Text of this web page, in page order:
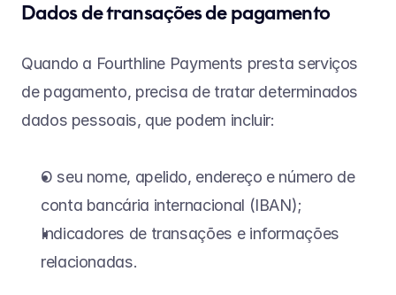
Dados de transações de pagamento
Quando a Fourthline Payments presta serviços
de pagamento, precisa de tratar determinados
dados pessoais, que podem incluir:
O seu nome, apelido, endereço e número de
conta bancária internacional (IBAN);
Indicadores de transações e informações
relacionadas.